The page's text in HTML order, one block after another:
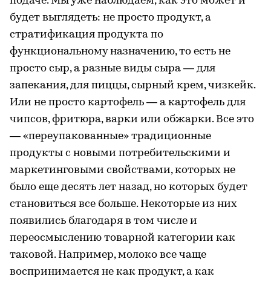
будет выглядеть: не просто продукт, а
стратификация продукта по
функциональному назначению, то есть не
просто сыр, а разные виды сыра — для
запекания, для пиццы, сырный крем, чизкейк.
Или не просто картофель — а картофель для
чипсов, фритюра, варки или обжарки. Все это
— «переупакованные» традиционные
продукты с новыми потребительскими и
маркетинговыми свойствами, которых не
было еще десять лет назад, но которых будет
становиться все больше. Некоторые из них
появились благодаря в том числе и
переосмыслению товарной категории как
таковой. Например, молоко все чаще
воспринимается не как продукт, а как